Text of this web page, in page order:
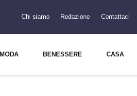
Chi siamo Redazione Contattaci
MODA BENESSERE CASA